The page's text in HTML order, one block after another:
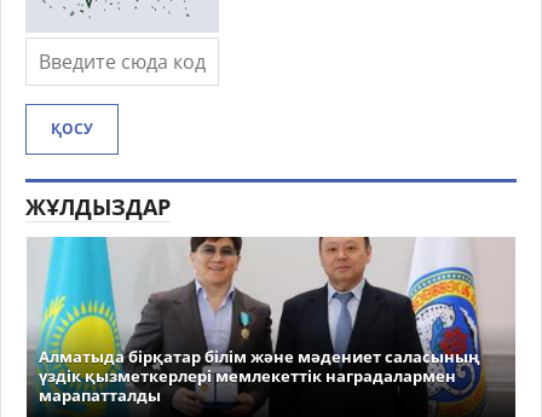
ҚОСУ
ЖҰЛДЫЗДАР
Алматыда бірқатар білім және мәдениет саласының
үздік қызметкерлері мемлекеттік наградалармен
марапатталды